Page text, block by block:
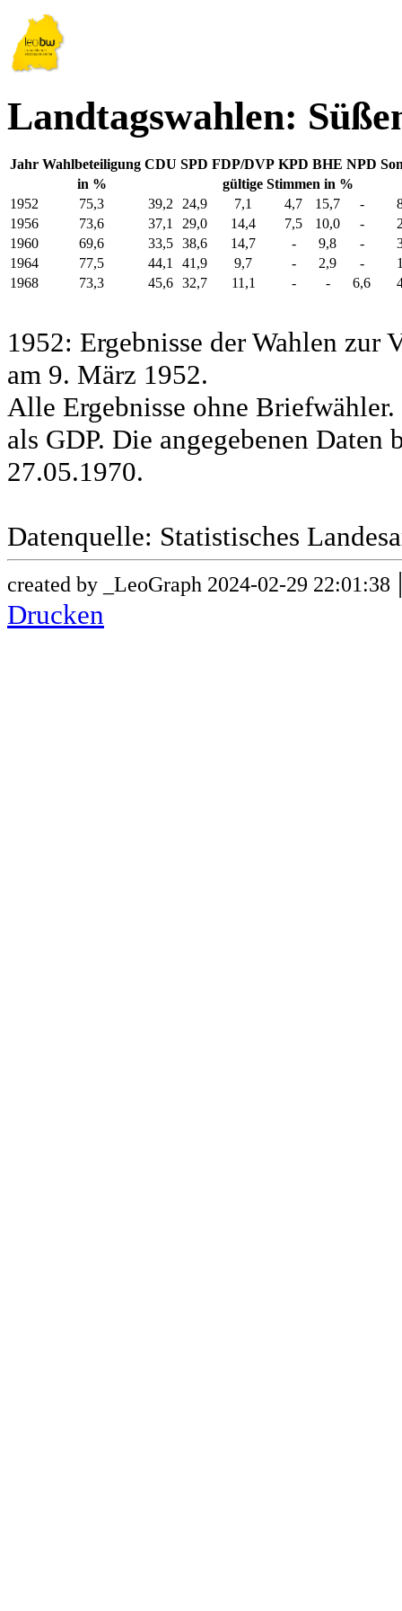
Landtagswahlen:
Jahr Wahlbeteiligung CDU SPD FDP/DVP KPD BHE NPD
in %
gültige Stimmen in %
1952
75,3 39,2 24,9 7,1 4,7 15,7 -
1956
73,6 37,1 29,0 14,4 7,5 10,0 -
1960
69,6 33,5 38,6 14,7 - 9,8 -
1964
77,5 44,1 41,9 9,7 - 2,9 -
1968
73,3 45,6 32,7 11,1 - - 6,6
1952: Ergebnisse der Wahlen zur
am 9. März 1952.
Alle Ergebnisse ohne
als GDP. Die angegebenen
27.05.1970.
Datenquelle: Statistisches
created by _LeoGraph 2024-02-29 22:01:38
Drucken